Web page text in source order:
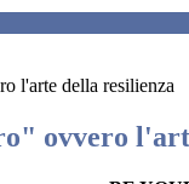
l'arte della resilienza
ovvero